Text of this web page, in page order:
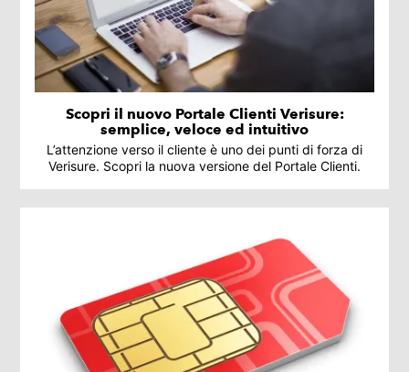
Scopri il nuovo Portale Clienti Verisure:
semplice, veloce ed intuitivo
L’attenzione verso il cliente è uno dei punti di forza di
Verisure. Scopri la nuova versione del Portale Clienti.